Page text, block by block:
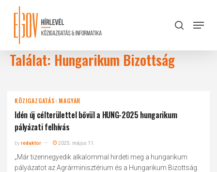
content
search
Menu
Találat: Hungarikum Bizottság
KÖZIGAZGATÁS: MAGYAR
Idén új célterülettel bővül a HUNG-2025 hungarikum
pályázati felhívás
byredaktor 2025. május 11.
„Már tizennegyedik alkalommal hirdeti meg a hungarikum
pályázatot az Agrárminisztérium és a Hungarikum Bizottság.
Close